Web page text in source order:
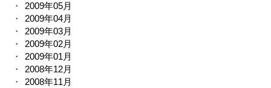
2009年05月
2009年04月
2009年03月
2009年02月
2009年01月
2008年12月
2008年11月